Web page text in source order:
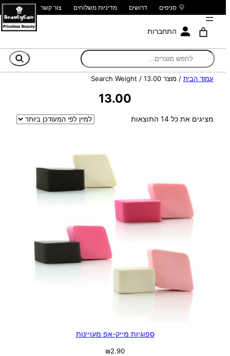
סניפים דרושים מדיניות משלוחים צור קשר
התחברות
עמוד הבית / מוצר Search Weight / 13.00
13.00
מציגים את כל ⁦14⁩ התוצאות
ממוין
ספוגיות מייק-אפ מעויינות
₪2.90